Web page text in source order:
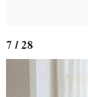
7 / 28